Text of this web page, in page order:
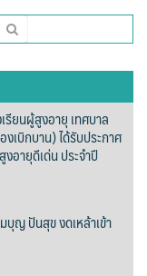
รียนผู้สูงอายุ เทศบาล
เบิกบาน) ได้รับประกาศ
อายุดีเด่น ประจำปี
ญ ปันสุข งดเหล้าเข้า